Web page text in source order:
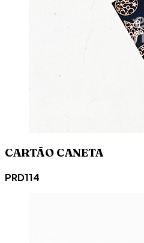
CARTÃO CANETA
PRD114